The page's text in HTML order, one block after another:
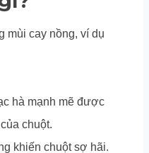
mùi cay nồng, ví dụ
hà mạnh mẽ được
chuột.
khiến chuột sợ hãi.